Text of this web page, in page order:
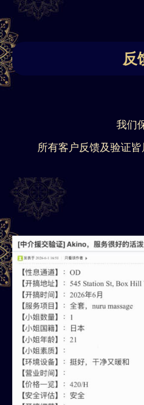
反
我们
所有客户反馈及验证